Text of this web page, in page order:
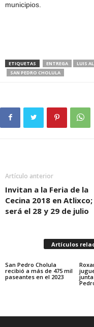
municipios.
ETIQUETAS ENTREGA LUIS
SAN PEDRO CHOLULA
Artículo anterior
Invitan a la Feria de la
Cecina 2018 en Atlixco;
será el 28 y 29 de julio
Artículos
San Pedro Cholula
recibió a más de 475 mil
paseantes en el 2023